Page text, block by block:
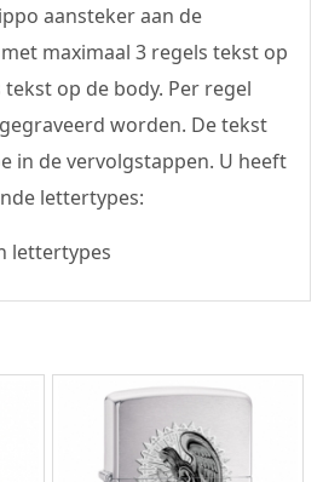
aansteker aan de
maximaal 3 regels tekst op
op de body. Per regel
worden. De tekst
in de vervolgstappen. U heeft
lettertypes: